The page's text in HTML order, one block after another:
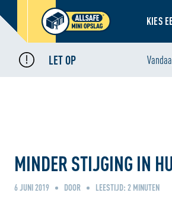
KIES
LET OP
Home Nieuws • Minder stijging in huur sociale
MINDER STIJGING IN
6 JUNI 2019 DOOR LEESTIJD: 2 MINUTEN